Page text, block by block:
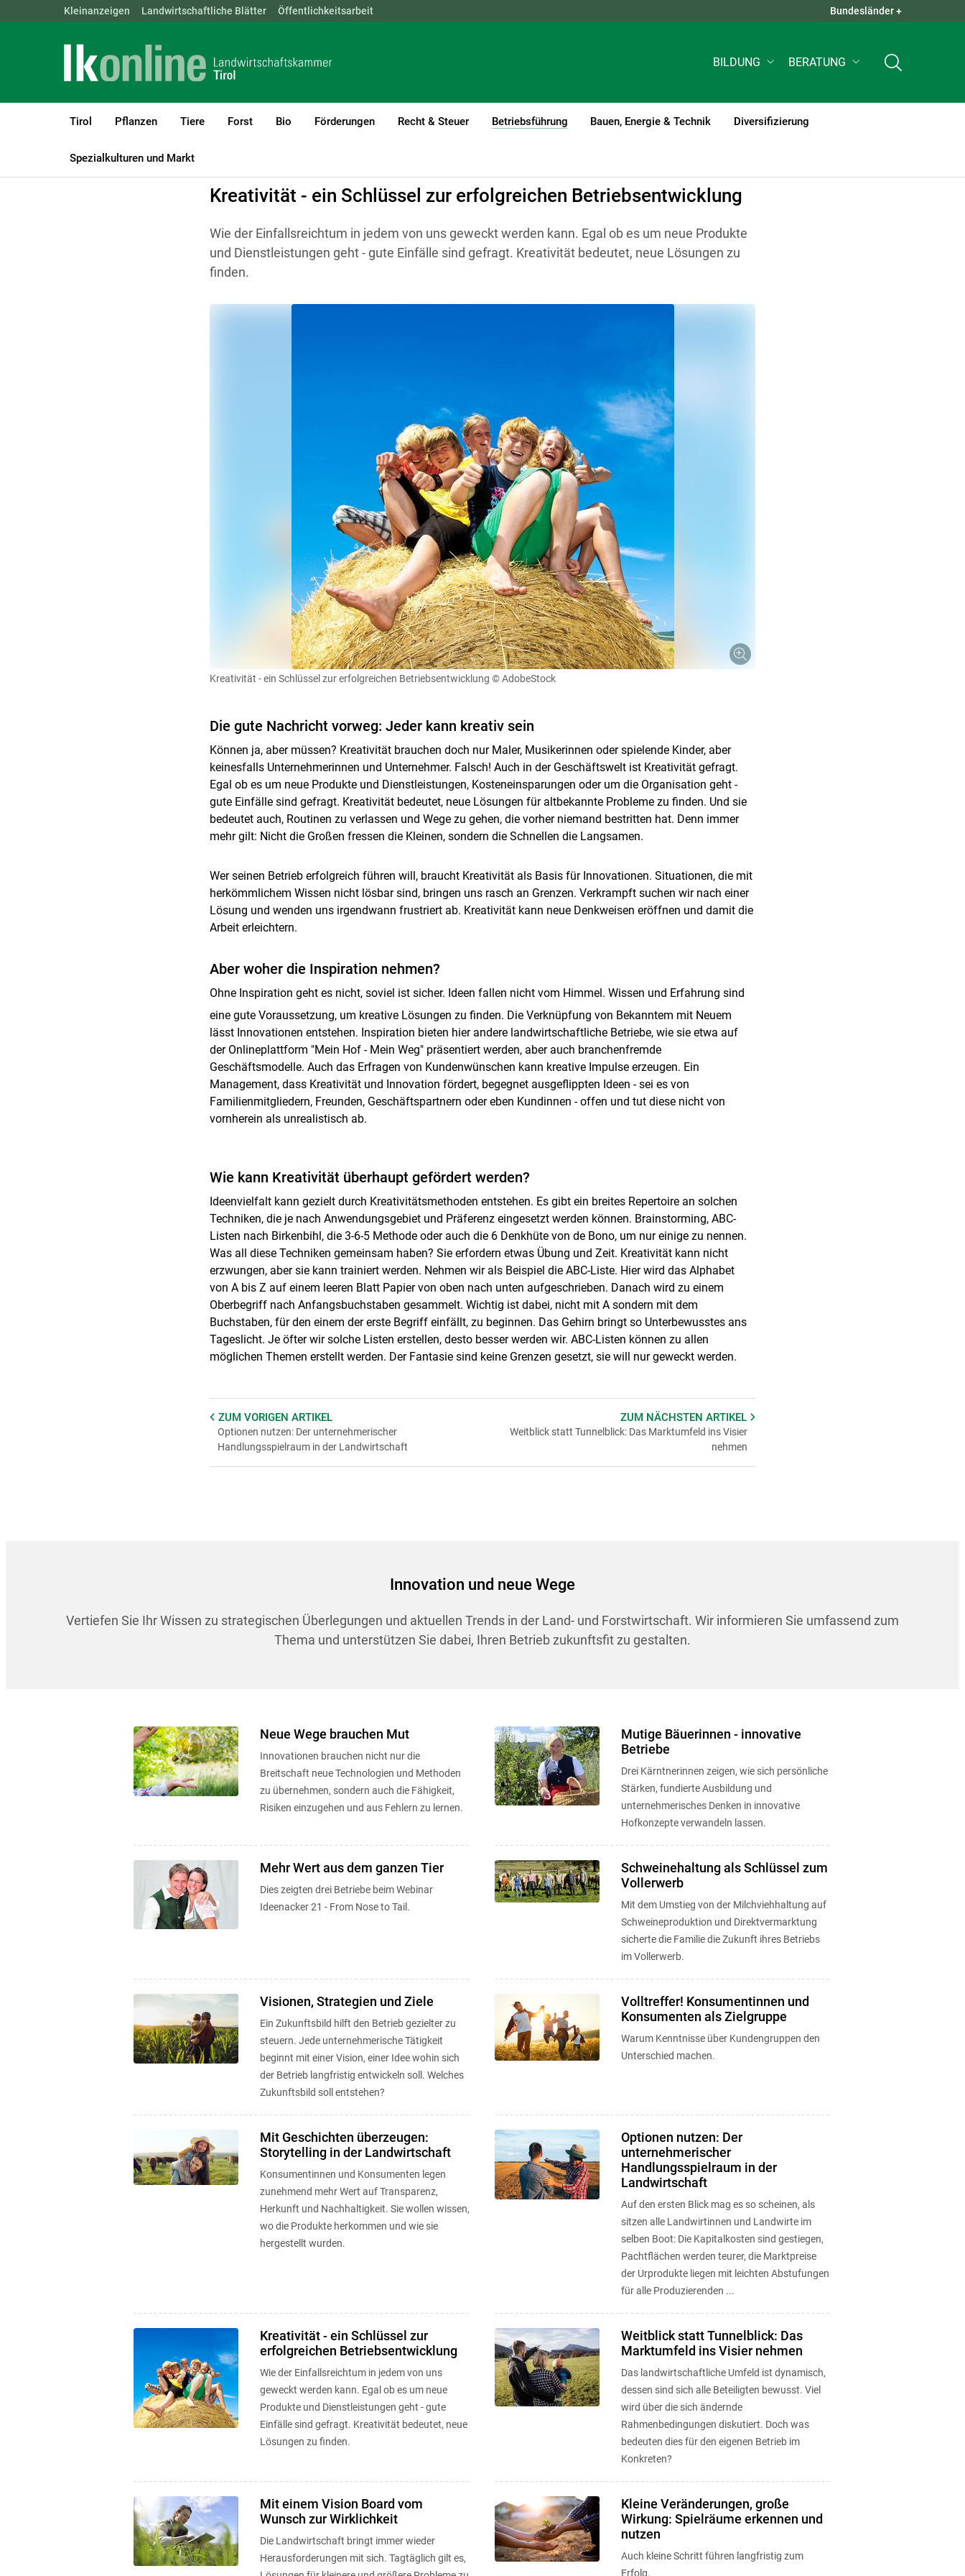
Skip to main content
Landwirtschaftskammern: ÖSTERREICH BGLD KTN NÖ OÖ QUICK LINKS +
Kleinanzeigen Landwirtschaftliche Blätter Öffentlichkeitsarbeit Bundesländer +
BILDUNG BERATUNG
Tirol Pflanzen Tiere Forst Bio Förderungen Recht & Steuer Betriebsführung
(current)1
Bauen, Energie & Technik Diversifizierung
Spezialkulturen und Markt
LK Tirol Betriebsführung Innovation und neue Wege
Kreativität - ein Schlüssel zur erfolgreichen Betriebsentwicklung
Wie der Einfallsreichtum in jedem von uns geweckt werden kann. Egal ob es um neue Produkte
und Dienstleistungen geht - gute Einfälle sind gefragt. Kreativität bedeutet, neue Lösungen zu
finden.
Kreativität - ein Schlüssel zur erfolgreichen Betriebsentwicklung © AdobeStock
Die gute Nachricht vorweg: Jeder kann kreativ sein
Können ja, aber müssen? Kreativität brauchen doch nur Maler, Musikerinnen oder spielende Kinder, aber
keinesfalls Unternehmerinnen und Unternehmer. Falsch! Auch in der Geschäftswelt ist Kreativität gefragt.
Egal ob es um neue Produkte und Dienstleistungen, Kosteneinsparungen oder um die Organisation geht -
gute Einfälle sind gefragt. Kreativität bedeutet, neue Lösungen für altbekannte Probleme zu finden. Und sie
bedeutet auch, Routinen zu verlassen und Wege zu gehen, die vorher niemand bestritten hat. Denn immer
mehr gilt: Nicht die Großen fressen die Kleinen, sondern die Schnellen die Langsamen.
Wer seinen Betrieb erfolgreich führen will, braucht Kreativität als Basis für Innovationen. Situationen, die mit
herkömmlichem Wissen nicht lösbar sind, bringen uns rasch an Grenzen. Verkrampft suchen wir nach einer
Lösung und wenden uns irgendwann frustriert ab. Kreativität kann neue Denkweisen eröffnen und damit die
Arbeit erleichtern.
Aber woher die Inspiration nehmen?
Ohne Inspiration geht es nicht, soviel ist sicher. Ideen fallen nicht vom Himmel. Wissen und Erfahrung sind
eine gute Voraussetzung, um kreative Lösungen zu finden. Die Verknüpfung von Bekanntem mit Neuem
lässt Innovationen entstehen. Inspiration bieten hier andere landwirtschaftliche Betriebe, wie sie etwa auf
der Onlineplattform "Mein Hof - Mein Weg" präsentiert werden, aber auch branchenfremde
Geschäftsmodelle. Auch das Erfragen von Kundenwünschen kann kreative Impulse erzeugen. Ein
Management, dass Kreativität und Innovation fördert, begegnet ausgeflippten Ideen - sei es von
Familienmitgliedern, Freunden, Geschäftspartnern oder eben Kundinnen - offen und tut diese nicht von
vornherein als unrealistisch ab.
Wie kann Kreativität überhaupt gefördert werden?
Ideenvielfalt kann gezielt durch Kreativitätsmethoden entstehen. Es gibt ein breites Repertoire an solchen
Techniken, die je nach Anwendungsgebiet und Präferenz eingesetzt werden können. Brainstorming, ABC-
Listen nach Birkenbihl, die 3-6-5 Methode oder auch die 6 Denkhüte von de Bono, um nur einige zu nennen.
Was all diese Techniken gemeinsam haben? Sie erfordern etwas Übung und Zeit. Kreativität kann nicht
erzwungen, aber sie kann trainiert werden. Nehmen wir als Beispiel die ABC-Liste. Hier wird das Alphabet
von A bis Z auf einem leeren Blatt Papier von oben nach unten aufgeschrieben. Danach wird zu einem
Oberbegriff nach Anfangsbuchstaben gesammelt. Wichtig ist dabei, nicht mit A sondern mit dem
Buchstaben, für den einem der erste Begriff einfällt, zu beginnen. Das Gehirn bringt so Unterbewusstes ans
Tageslicht. Je öfter wir solche Listen erstellen, desto besser werden wir. ABC-Listen können zu allen
möglichen Themen erstellt werden. Der Fantasie sind keine Grenzen gesetzt, sie will nur geweckt werden.
ZUM VORIGENARTIKEL
Optionen nutzen: Der unternehmerischer
Handlungsspielraum in der Landwirtschaft
ZUM NÄCHSTEN ARTIKEL
Weitblick statt Tunnelblick: Das Marktumfeld ins Visier
nehmen
Innovation und neue Wege
Vertiefen Sie Ihr Wissen zu strategischen Überlegungen und aktuellen Trends in der Land- und Forstwirtschaft. Wir informieren Sie umfassend zum
Thema und unterstützen Sie dabei, Ihren Betrieb zukunftsfit zu gestalten.
Neue Wege brauchen Mut
Innovationen brauchen nicht nur die
Breitschaft neue Technologien und Methoden
zu übernehmen, sondern auch die Fähigkeit,
Risiken einzugehen und aus Fehlern zu lernen.
Mutige Bäuerinnen - innovative
Betriebe
Drei Kärntnerinnen zeigen, wie sich persönliche
Stärken, fundierte Ausbildung und
unternehmerisches Denken in innovative
Hofkonzepte verwandeln lassen.
Mehr Wert aus dem ganzen Tier
Dies zeigten drei Betriebe beim Webinar
Ideenacker 21 - From Nose to Tail.
Schweinehaltung als Schlüssel zum
Vollerwerb
Mit dem Umstieg von der Milchviehhaltung auf
Schweineproduktion und Direktvermarktung
sicherte die Familie die Zukunft ihres Betriebs
im Vollerwerb.
Visionen, Strategien und Ziele
Ein Zukunftsbild hilft den Betrieb gezielter zu
steuern. Jede unternehmerische Tätigkeit
beginnt mit einer Vision, einer Idee wohin sich
der Betrieb langfristig entwickeln soll. Welches
Zukunftsbild soll entstehen?
Volltreffer! Konsumentinnen und
Konsumenten als Zielgruppe
Warum Kenntnisse über Kundengruppen den
Unterschied machen.
Mit Geschichten überzeugen:
Storytelling in der Landwirtschaft
Konsumentinnen und Konsumenten legen
zunehmend mehr Wert auf Transparenz,
Herkunft und Nachhaltigkeit. Sie wollen wissen,
wo die Produkte herkommen und wie sie
hergestellt wurden.
Optionen nutzen: Der
unternehmerischer
Handlungsspielraum in der
Landwirtschaft
Auf den ersten Blick mag es so scheinen, als
sitzen alle Landwirtinnen und Landwirte im
selben Boot: Die Kapitalkosten sind gestiegen,
Pachtflächen werden teurer, die Marktpreise
der Urprodukte liegen mit leichten Abstufungen
für alle Produzierenden ...
Kreativität - ein Schlüssel zur
erfolgreichen Betriebsentwicklung
Wie der Einfallsreichtum in jedem von uns
geweckt werden kann. Egal ob es um neue
Produkte und Dienstleistungen geht - gute
Einfälle sind gefragt. Kreativität bedeutet, neue
Lösungen zu finden.
Weitblick statt Tunnelblick: Das
Marktumfeld ins Visier nehmen
Das landwirtschaftliche Umfeld ist dynamisch,
dessen sind sich alle Beteiligten bewusst. Viel
wird über die sich ändernde
Rahmenbedingungen diskutiert. Doch was
bedeuten dies für den eigenen Betrieb im
Konkreten?
Mit einem Vision Board vom
Wunsch zur Wirklichkeit
Die Landwirtschaft bringt immer wieder
Herausforderungen mit sich. Tagtäglich gilt es,
Kleine Veränderungen, große
Wirkung: Spielräume erkennen und
nutzen
Auch kleine Schritt führen langfristig zum
Erfolg.